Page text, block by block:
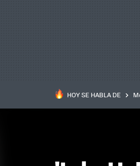
HOY SE HABLA DE